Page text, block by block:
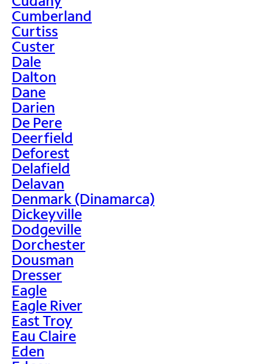
Cumberland
Curtiss
Custer
Dale
Dalton
Dane
Darien
De Pere
Deerfield
Deforest
Delafield
Delavan
Denmark (Dinamarca)
Dickeyville
Dodgeville
Dorchester
Dousman
Dresser
Eagle
Eagle River
East Troy
Eau Claire
Eden